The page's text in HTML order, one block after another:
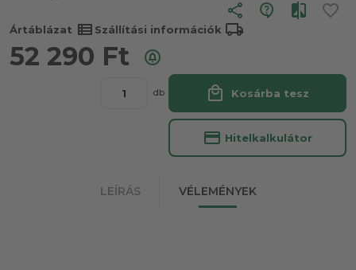
share
Ártáblázat view_list Szállítási információk local_shipping
52 290 Ft
db local_mall Kosárba tesz
credit_card Hitelkalkulátor
LEÍRÁS VÉLEMÉNYEK